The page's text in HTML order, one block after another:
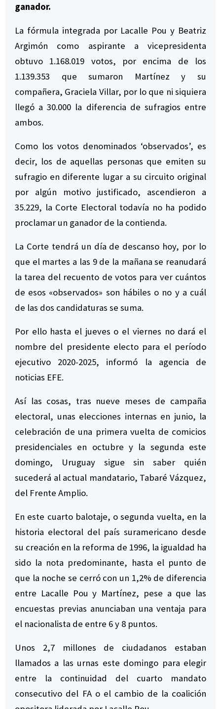
ganador.
La fórmula integrada por Lacalle Pou y Beatriz
Argimón como aspirante a vicepresidenta
obtuvo 1.168.019 votos, por encima de los
1.139.353 que sumaron Martínez y su
compañera, Graciela Villar, por lo que ni siquiera
llegó a 30.000 la diferencia de sufragios entre
ambos.
Como los votos denominados ‘observados’, es
decir, los de aquellas personas que emiten su
sufragio en diferente lugar a su circuito original
por algún motivo justificado, ascendieron a
35.229, la Corte Electoral todavía no ha podido
proclamar un ganador de la contienda.
La Corte tendrá un día de descanso hoy, por lo
que el martes a las 9 de la mañana se reanudará
la tarea del recuento de votos para ver cuántos
de esos «observados» son hábiles o no y a cuál
de las dos candidaturas se suma.
Por ello hasta el jueves o el viernes no dará el
nombre del presidente electo para el período
ejecutivo 2020-2025, informó la agencia de
noticias EFE.
Así las cosas, tras nueve meses de campaña
electoral, unas elecciones internas en junio, la
celebración de una primera vuelta de comicios
presidenciales en octubre y la segunda este
domingo, Uruguay sigue sin saber quién
sucederá al actual mandatario, Tabaré Vázquez,
del Frente Amplio.
En este cuarto balotaje, o segunda vuelta, en la
historia electoral del país suramericano desde
su creación en la reforma de 1996, la igualdad ha
sido la nota predominante, hasta el punto de
que la noche se cerró con un 1,2% de diferencia
entre Lacalle Pou y Martínez, pese a que las
encuestas previas anunciaban una ventaja para
el nacionalista de entre 6 y 8 puntos.
Unos 2,7 millones de ciudadanos estaban
llamados a las urnas este domingo para elegir
entre la continuidad del cuarto mandato
consecutivo del FA o el cambio de la coalición